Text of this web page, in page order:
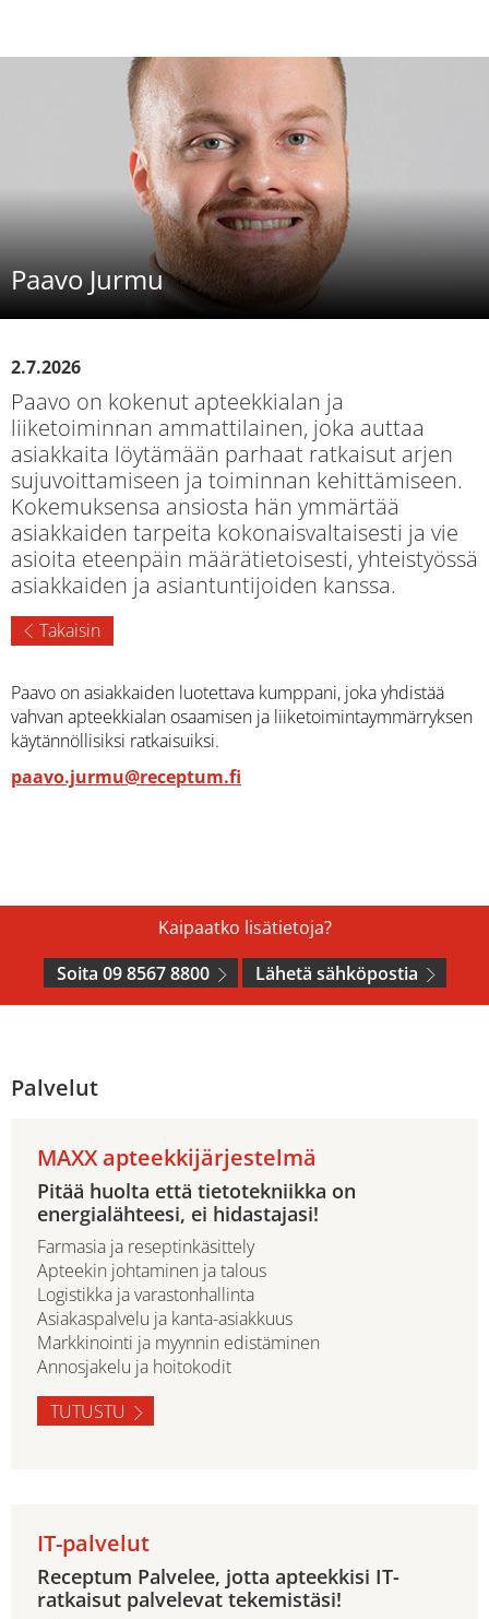
Paavo Jurmu
2.7.2026
Paavo on kokenut apteekkialan ja
liiketoiminnan ammattilainen, joka auttaa
asiakkaita löytämään parhaat ratkaisut arjen
sujuvoittamiseen ja toiminnan kehittämiseen.
Kokemuksensa ansiosta hän ymmärtää
asiakkaiden tarpeita kokonaisvaltaisesti ja vie
asioita eteenpäin määrätietoisesti, yhteistyössä
asiakkaiden ja asiantuntijoiden kanssa.
Takaisin
Paavo on asiakkaiden luotettava kumppani, joka yhdistää
vahvan apteekkialan osaamisen ja liiketoimintaymmärryksen
käytännöllisiksi ratkaisuiksi.
paavo.jurmu@receptum.fi
Kaipaatko lisätietoja?
Soita 09 8567 8800
Lähetä sähköpostia
Palvelut
MAXX apteekkijärjestelmä
Pitää huolta että tietotekniikka on
energialähteesi, ei hidastajasi!
Farmasia ja reseptinkäsittely
Apteekin johtaminen ja talous
Logistikka ja varastonhallinta
Asiakaspalvelu ja kanta-asiakkuus
Markkinointi ja myynnin edistäminen
Annosjakelu ja hoitokodit
TUTUSTU
IT-palvelut
Receptum Palvelee, jotta apteekkisi IT-
ratkaisut palvelevat tekemistäsi!